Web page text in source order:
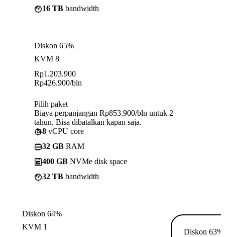
16 TB bandwidth
Diskon 65%
KVM 8
Rp1.203.900
Rp426.900/bln
Pilih paket
Biaya perpanjangan Rp853.900/bln untuk 2
tahun. Bisa dibatalkan kapan saja.
8 vCPU core
32 GB RAM
400 GB NVMe disk space
32 TB bandwidth
Diskon 64%
KVM 1
Diskon 63%